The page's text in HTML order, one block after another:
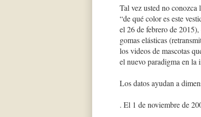
Tal vez usted no
“de qué color es este
el 26 de febrero de
gomas elásticas
los videos de mascotas
el nuevo paradigma en la
Los datos ayudan a
. El 1 de noviembre de